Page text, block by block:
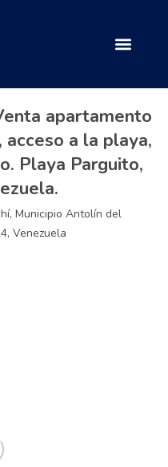
apartamento
acceso a la playa,
Playa Parguito,
Municipio Antolín del
Venezuela